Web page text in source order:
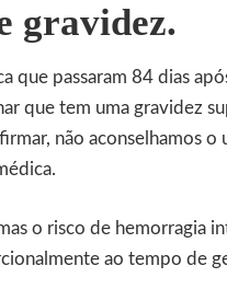
gravidez.
que passaram 84 dias
que tem uma gravidez
não aconselhamos o
o risco de hemorragia
ao tempo de